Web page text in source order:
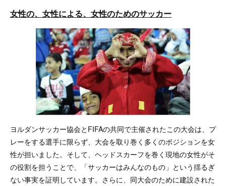
女性の、女性による、女性のためのサッカー
ヨルダンサッカー協会とFIFAの共同で主催されたこの大会は、プ
レーをする選手に限らず、大会を取り巻く多くのポジションを女
性が担いました。そして、ヘッドスカーフを巻く現地の女性がそ
の役割を担うことで、「サッカーはみんなのもの」という揺るぎ
ない事実を証明しています。さらに、同大会のために建設された